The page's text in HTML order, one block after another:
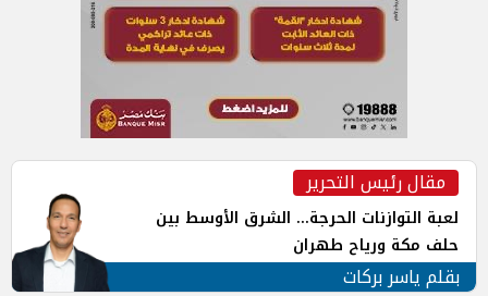
مقال رئيس التحرير
لعبة التوازنات الحرجة... الشرق الأوسط بين
حلف مكة ورياح طهران
بقلم ياسر بركات